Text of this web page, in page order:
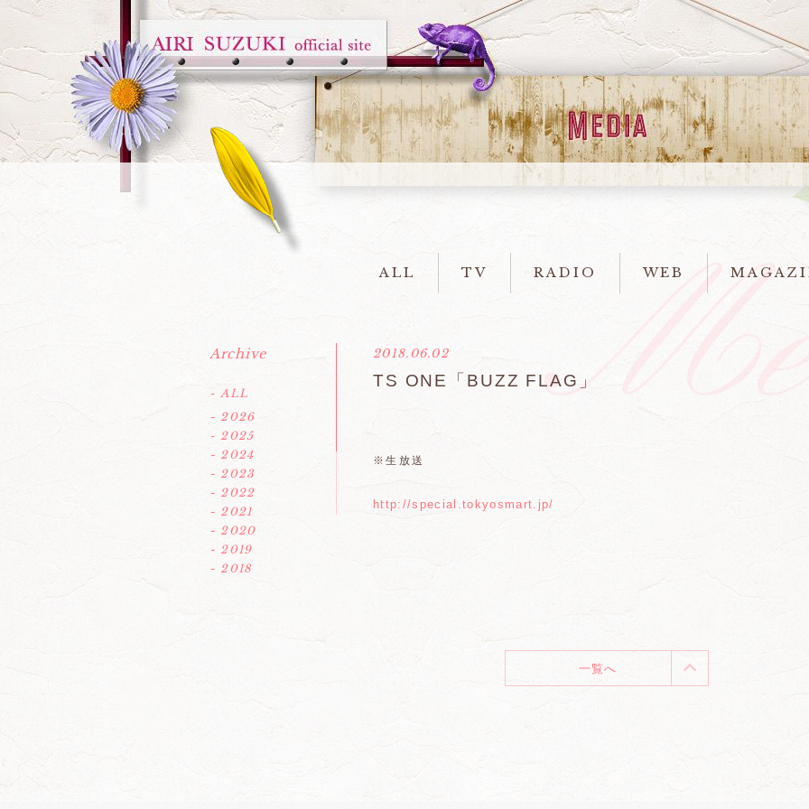
ALL TV RADIO WEB
2018.06.02
TS ONE「BUZZ FLAG」
※生放送
http://special.tokyosmart.jp/
Archive
- ALL
- 2026
- 2025
- 2024
- 2023
- 2022
- 2021
- 2020
- 2019
- 2018
一覧へ